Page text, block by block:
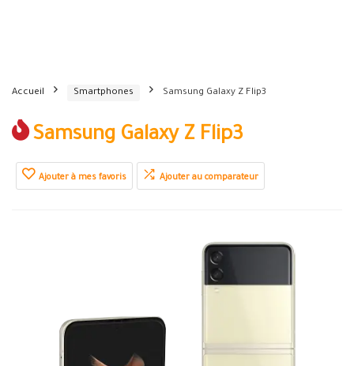
Accueil Smartphones Samsung Galaxy Z Flip3
Samsung Galaxy Z Flip3
Ajouter à mes favoris Ajouter au comparateur